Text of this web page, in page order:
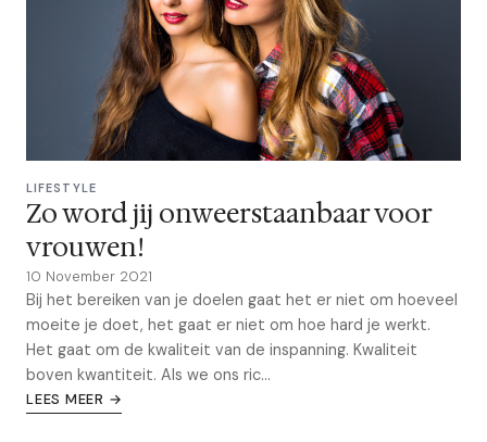
LIFESTYLE
Zo word jij onweerstaanbaar voor
vrouwen!
10 November 2021
Bij het bereiken van je doelen gaat het er niet om hoeveel
moeite je doet, het gaat er niet om hoe hard je werkt.
Het gaat om de kwaliteit van de inspanning. Kwaliteit
boven kwantiteit. Als we ons ric...
LEES MEER →